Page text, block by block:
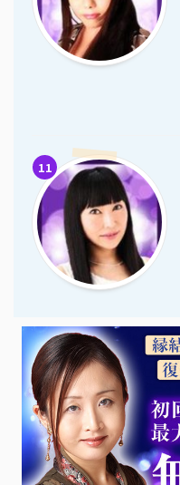
11